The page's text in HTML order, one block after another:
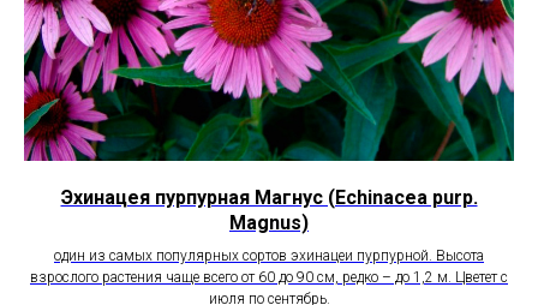
Эхинацея пурпурная Магнус (Echinacea purp.
Magnus)
один из самых популярных сортов эхинацеи пурпурной. Высота
взрослого растения чаще всего от 60 до 90 см, редко – до 1,2 м. Цветет с
июля по сентябрь.